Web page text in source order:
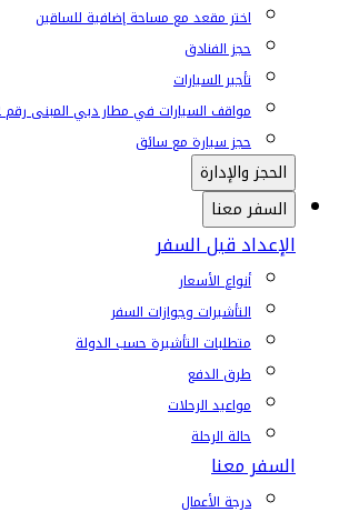
اختر مقعد مع مساحة إضافية للساقين
حجز الفنادق
تأجير السيارات
مواقف السيارات في مطار دبي المبنى رقم 2
حجز سيارة مع سائق
الحجز والإدارة
السفر معنا
الإعداد قبل السفر
أنواع الأسعار
التأشيرات وجوازات السفر
متطلبات التأشيرة حسب الدولة
طرق الدفع
مواعيد الرحلات
حالة الرحلة
السفر معنا
درجة الأعمال